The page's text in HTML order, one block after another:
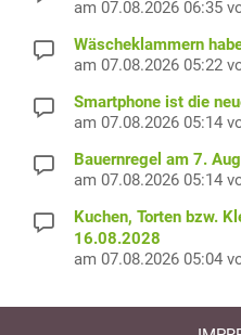
am 07.08.2026 06:35
Wäscheklammern
am 07.08.2026 05:22
Smartphone ist die
am 07.08.2026 05:14
Bauernregel am 7.
am 07.08.2026 05:14
Kuchen, Torten bzw.
16.08.2028
am 07.08.2026 05:04